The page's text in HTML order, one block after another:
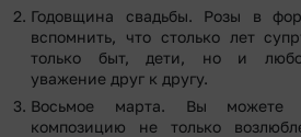
Годовщина свадьбы. Розы в
вспомнить, что столько лет
только быт, дети, но и
уважение друг к другу.
Восьмое марта. Вы можете
композицию не только